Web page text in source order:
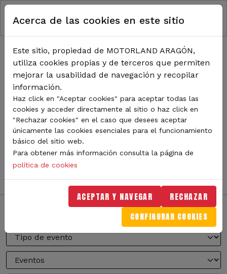
Pasar al contenido principal
RUTA DE NAVEGACIÓN
Inicio Noticias
TODA LA ACTUALIDAD DE
MOTORLAND
Sigue de cerca todas las novedades de MotorLand
Aragón. Aquí encontrarás noticias sobre eventos,
competiciones, pilotos, novedades del circuito y
mucho más. Filtra por categoría o tipo de contenido y
no te pierdas nada del mundo del motor.
Acerca de las cookies en este sitio
Este sitio, propiedad de MOTORLAND ARAGÓN,
utiliza cookies propias y de terceros que permiten
mejorar la usabilidad de navegación y recopilar
información.
Haz click en "Aceptar cookies" para aceptar todas las
cookies y acceder directamente al sitio o haz click en
"Rechazar cookies" en el caso que desees aceptar
únicamente las cookies esenciales para el funcionamiento
básico del sitio web.
Para obtener más información consulta la página de
política de cookies
ACEPTAR Y NAVEGAR RECHAZAR
CONFIGURAR COOKIES